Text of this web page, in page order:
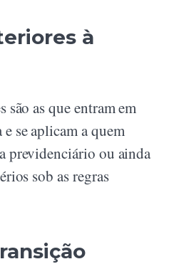
à
são as que entram em
se aplicam a quem
previdenciário ou ainda
sob as regras